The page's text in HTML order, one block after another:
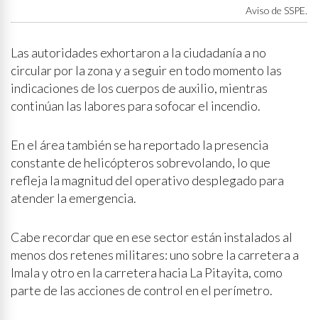
Aviso de SSPE.
Las autoridades exhortaron a la ciudadanía a no
circular por la zona y a seguir en todo momento las
indicaciones de los cuerpos de auxilio, mientras
continúan las labores para sofocar el incendio.
En el área también se ha reportado la presencia
constante de helicópteros sobrevolando, lo que
refleja la magnitud del operativo desplegado para
atender la emergencia.
Cabe recordar que en ese sector están instalados al
menos dos retenes militares: uno sobre la carretera a
Imala y otro en la carretera hacia La Pitayita, como
parte de las acciones de control en el perímetro.